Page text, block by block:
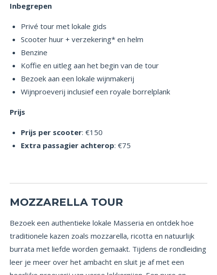
Inbegrepen
Privé tour met lokale gids
Scooter huur + verzekering* en helm
Benzine
Koffie en uitleg aan het begin van de tour
Bezoek aan een lokale wijnmakerij
Wijnproeverij inclusief een royale borrelplank
Prijs
Prijs per scooter: €150
Extra passagier achterop: €75
MOZZARELLA TOUR
Bezoek een authentieke lokale Masseria en ontdek hoe
traditionele kazen zoals mozzarella, ricotta en natuurlijk
burrata met liefde worden gemaakt. Tijdens de rondleiding
leer je meer over het ambacht en sluit je af met een